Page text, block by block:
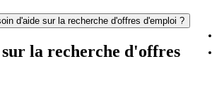
d'aide sur la recherche d'offres d'emploi ?
la recherche d'offres